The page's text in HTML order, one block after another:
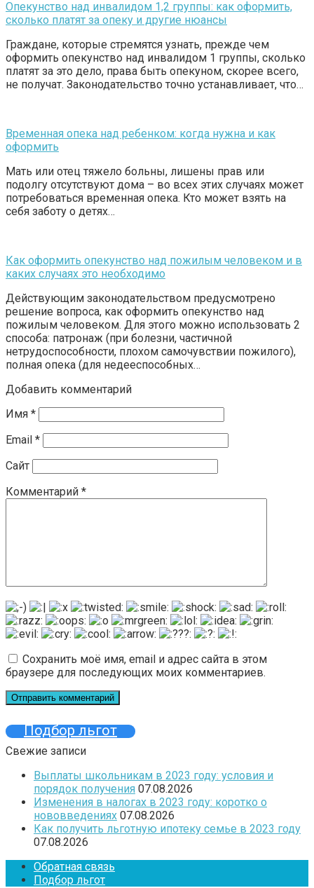
Опекунство над инвалидом 1,2 группы: как оформить,
сколько платят за опеку и другие нюансы
Граждане, которые стремятся узнать, прежде чем
оформить опекунство над инвалидом 1 группы, сколько
платят за это дело, права быть опекуном, скорее всего,
не получат. Законодательство точно устанавливает, что…
Временная опека над ребенком: когда нужна и как
оформить
Мать или отец тяжело больны, лишены прав или
подолгу отсутствуют дома – во всех этих случаях может
потребоваться временная опека. Кто может взять на
себя заботу о детях…
Как оформить опекунство над пожилым человеком и в
каких случаях это необходимо
Действующим законодательством предусмотрено
решение вопроса, как оформить опекунство над
пожилым человеком. Для этого можно использовать 2
способа: патронаж (при болезни, частичной
нетрудоспособности, плохом самочувствии пожилого),
полная опека (для недееспособных…
Добавить комментарий
Имя *
Email *
Сайт
Комментарий *
Сохранить моё имя, email и адрес сайта в этом
браузере для последующих моих комментариев.
Подбор льгот
Свежие записи
Выплаты школьникам в 2023 году: условия и
порядок получения 07.08.2026
Изменения в налогах в 2023 году: коротко о
нововведениях 07.08.2026
Как получить льготную ипотеку семье в 2023 году
07.08.2026
Обратная связь
Подбор льгот